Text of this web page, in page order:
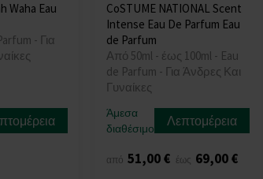
Waha Eau
- Για
CoSTUME NATIONAL Scent
Intense Eau De Parfum Eau
de Parfum
Από 50ml - έως 100ml - Eau
de Parfum - Για Άνδρες Και
Γυναίκες
Άμεσα
διαθέσιμο
Λεπτομέρεια
από 51,00 € έως 69,00 €